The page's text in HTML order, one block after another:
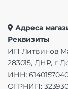
Адреса
Реквизиты
ИП Литвинов
283015, ДНР, г
ИНН:
ОГРНИП: